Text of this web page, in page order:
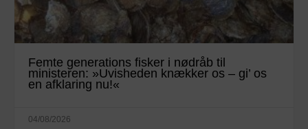
Femte generations fisker i nødråb til
ministeren: »Uvisheden knækker os – gi’ os
en afklaring nu!«
04/08/2026